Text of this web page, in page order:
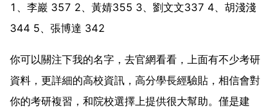
1、李巖 357 2、黃婧355 3、劉文文337 4、胡淺淺
344 5、張博達 342
你可以關注下我的名字，去官網看看，上面有不少考研
資料，更詳細的高校資訊，高分學長經驗貼，相信會對
你的考研複習，和院校選擇上提供很大幫助。僅是建